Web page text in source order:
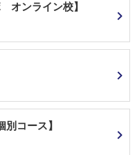
オンライン校】
別コース】